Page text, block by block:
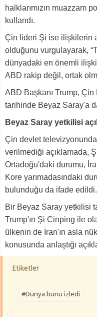
halklarımızın muazzam
kullandı.
Çin lideri Şi ise ilişkilerin
olduğunu vurgulayarak,
dünyadaki en önemli
ABD rakip değil, ortak
ABD Başkanı Trump, Çin
tarihinde Beyaz Saray'a
Beyaz Saray yetkilisi
Çin devlet
verilmediği açıklamada,
Ortadoğu'daki durumu,
Kore yarımadasındaki
bulunduğu da ifade edildi.
Bir Beyaz Saray yetkilisi
Trump'ın Şi Cinping ile
ülkenin de İran'ın asla
konusunda anlaştığı
Etiketler
#Dünya bunu izledi